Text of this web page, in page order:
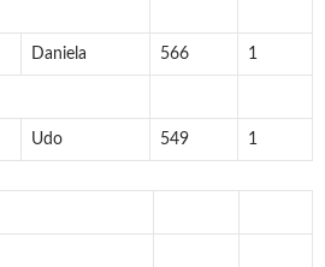
Daniela 566 1
Udo 549 1